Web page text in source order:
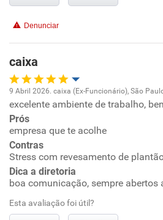
Benefícios
Recomenda esta empresa
Denunciar
caixa
Oportunidade de promoção
Ambiente de trabalho
Conciliação com a vida familiar
9 Abril 2026. caixa (Ex-Funcionário), São
excelente ambiente de trabalho,
Prós
empresa que te acolhe
Contras
Stress com revesamento de
Dica a diretoria
boa comunicação, sempre
Esta avaliação foi útil?